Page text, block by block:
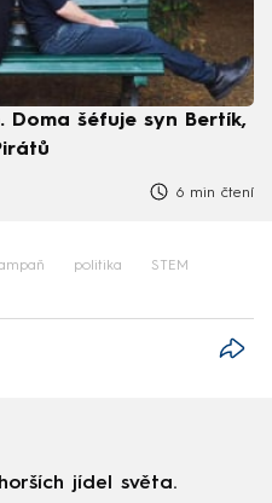
Doma šéfuje syn Bertík,
6 min čtení
politika STEM
jídel světa.